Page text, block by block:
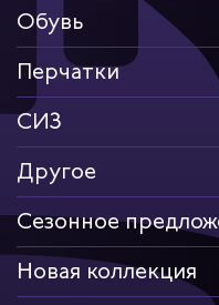
Обувь
Перчатки
СИЗ
Другое
Сезонное
Новая коллекция